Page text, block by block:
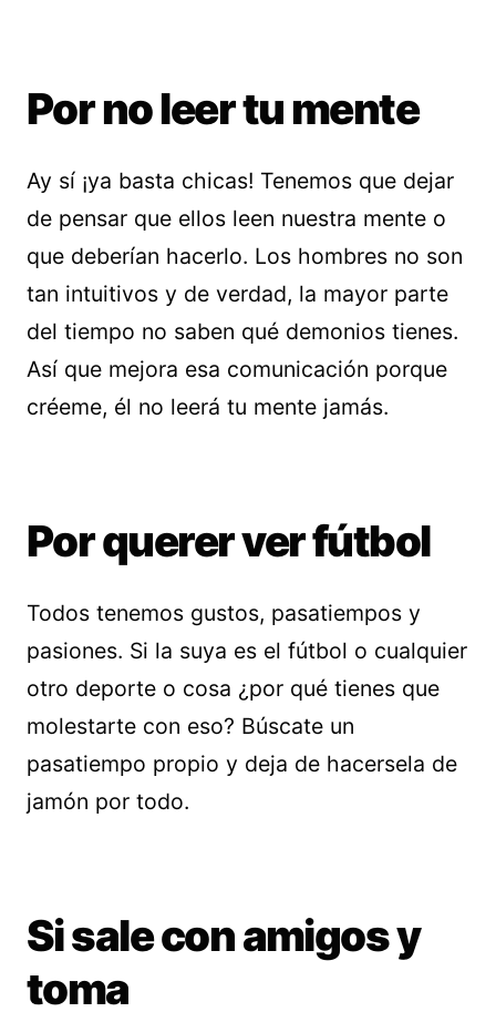
Por no leer tu mente
Ay sí ¡ya basta chicas! Tenemos que dejar
de pensar que ellos leen nuestra mente o
que deberían hacerlo. Los hombres no son
tan intuitivos y de verdad, la mayor parte
del tiempo no saben qué demonios tienes.
Así que mejora esa comunicación porque
créeme, él no leerá tu mente jamás.
Por querer ver fútbol
Todos tenemos gustos, pasatiempos y
pasiones. Si la suya es el fútbol o cualquier
otro deporte o cosa ¿por qué tienes que
molestarte con eso? Búscate un
pasatiempo propio y deja de hacersela de
jamón por todo.
Si sale con amigos y
toma